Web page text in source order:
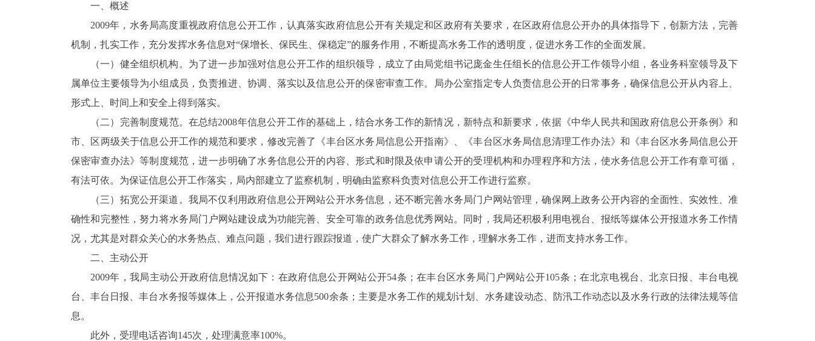
一、概述
2009年，水务局高度重视政府信息公开工作，认真落实政府信息公开有关规定和区政府有关要求，在区政府信息公开办的具体指导下，创新方法，完善
机制，扎实工作，充分发挥水务信息对“保增长、保民生、保稳定”的服务作用，不断提高水务工作的透明度，促进水务工作的全面发展。
（一）健全组织机构。为了进一步加强对信息公开工作的组织领导，成立了由局党组书记庞金生任组长的信息公开工作领导小组，各业务科室领导及下
属单位主要领导为小组成员，负责推进、协调、落实以及信息公开的保密审查工作。局办公室指定专人负责信息公开的日常事务，确保信息公开从内容上、
形式上、时间上和安全上得到落实。
（二）完善制度规范。在总结2008年信息公开工作的基础上，结合水务工作的新情况，新特点和新要求，依据《中华人民共和国政府信息公开条例》和
市、区两级关于信息公开工作的规范和要求，修改完善了《丰台区水务局信息公开指南》、《丰台区水务局信息清理工作办法》和《丰台区水务局信息公开
保密审查办法》等制度规范，进一步明确了水务信息公开的内容、形式和时限及依申请公开的受理机构和办理程序和方法，使水务信息公开工作有章可循，
有法可依。为保证信息公开工作落实，局内部建立了监察机制，明确由监察科负责对信息公开工作进行监察。
（三）拓宽公开渠道。我局不仅利用政府信息公开网站公开水务信息，还不断完善水务局门户网站管理，确保网上政务公开内容的全面性、实效性、准
确性和完整性，努力将水务局门户网站建设成为功能完善、安全可靠的政务信息优秀网站。同时，我局还积极利用电视台、报纸等媒体公开报道水务工作情
况，尤其是对群众关心的水务热点、难点问题，我们进行跟踪报道，使广大群众了解水务工作，理解水务工作，进而支持水务工作。
二、主动公开
2009年，我局主动公开政府信息情况如下：在政府信息公开网站公开54条；在丰台区水务局门户网站公开105条；在北京电视台、北京日报、丰台电视
台、丰台日报、丰台水务报等媒体上，公开报道水务信息500余条；主要是水务工作的规划计划、水务建设动态、防汛工作动态以及水务行政的法律法规等信
息。
此外，受理电话咨询145次，处理满意率100%。